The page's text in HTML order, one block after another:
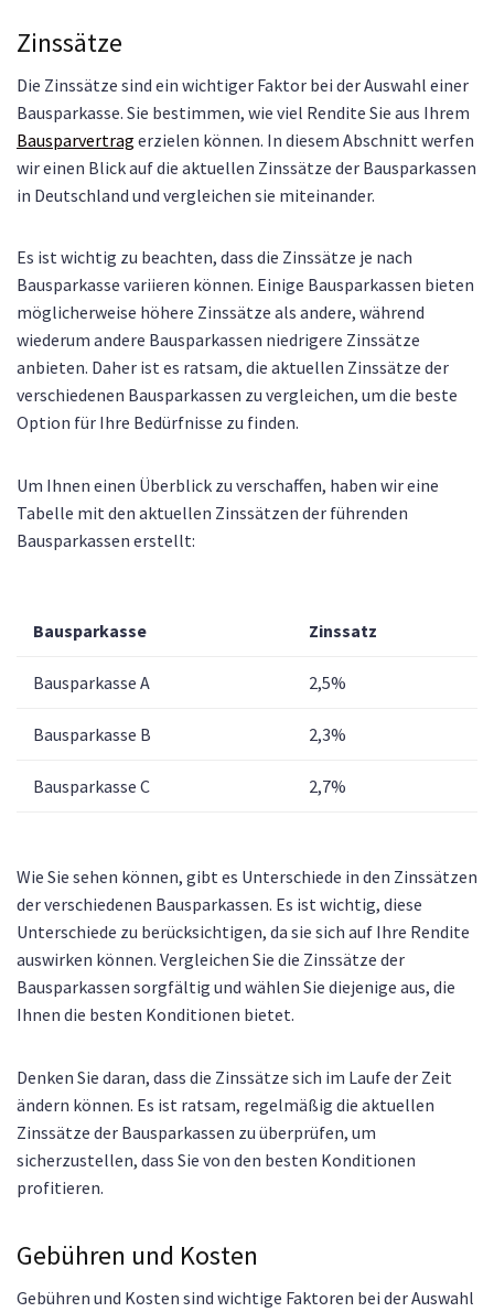
Zinssätze
Die Zinssätze sind ein wichtiger Faktor bei der Auswahl einer
Bausparkasse. Sie bestimmen, wie viel Rendite Sie aus Ihrem
Bausparvertrag erzielen können. In diesem Abschnitt werfen
wir einen Blick auf die aktuellen Zinssätze der Bausparkassen
in Deutschland und vergleichen sie miteinander.
Es ist wichtig zu beachten, dass die Zinssätze je nach
Bausparkasse variieren können. Einige Bausparkassen bieten
möglicherweise höhere Zinssätze als andere, während
wiederum andere Bausparkassen niedrigere Zinssätze
anbieten. Daher ist es ratsam, die aktuellen Zinssätze der
verschiedenen Bausparkassen zu vergleichen, um die beste
Option für Ihre Bedürfnisse zu finden.
Um Ihnen einen Überblick zu verschaffen, haben wir eine
Tabelle mit den aktuellen Zinssätzen der führenden
Bausparkassen erstellt:
Bausparkasse Zinssatz
Bausparkasse A 2,5%
Bausparkasse B 2,3%
Bausparkasse C 2,7%
Wie Sie sehen können, gibt es Unterschiede in den Zinssätzen
der verschiedenen Bausparkassen. Es ist wichtig, diese
Unterschiede zu berücksichtigen, da sie sich auf Ihre Rendite
auswirken können. Vergleichen Sie die Zinssätze der
Bausparkassen sorgfältig und wählen Sie diejenige aus, die
Ihnen die besten Konditionen bietet.
Denken Sie daran, dass die Zinssätze sich im Laufe der Zeit
ändern können. Es ist ratsam, regelmäßig die aktuellen
Zinssätze der Bausparkassen zu überprüfen, um
sicherzustellen, dass Sie von den besten Konditionen
profitieren.
Gebühren und Kosten
Gebühren und Kosten sind wichtige Faktoren bei der Auswahl